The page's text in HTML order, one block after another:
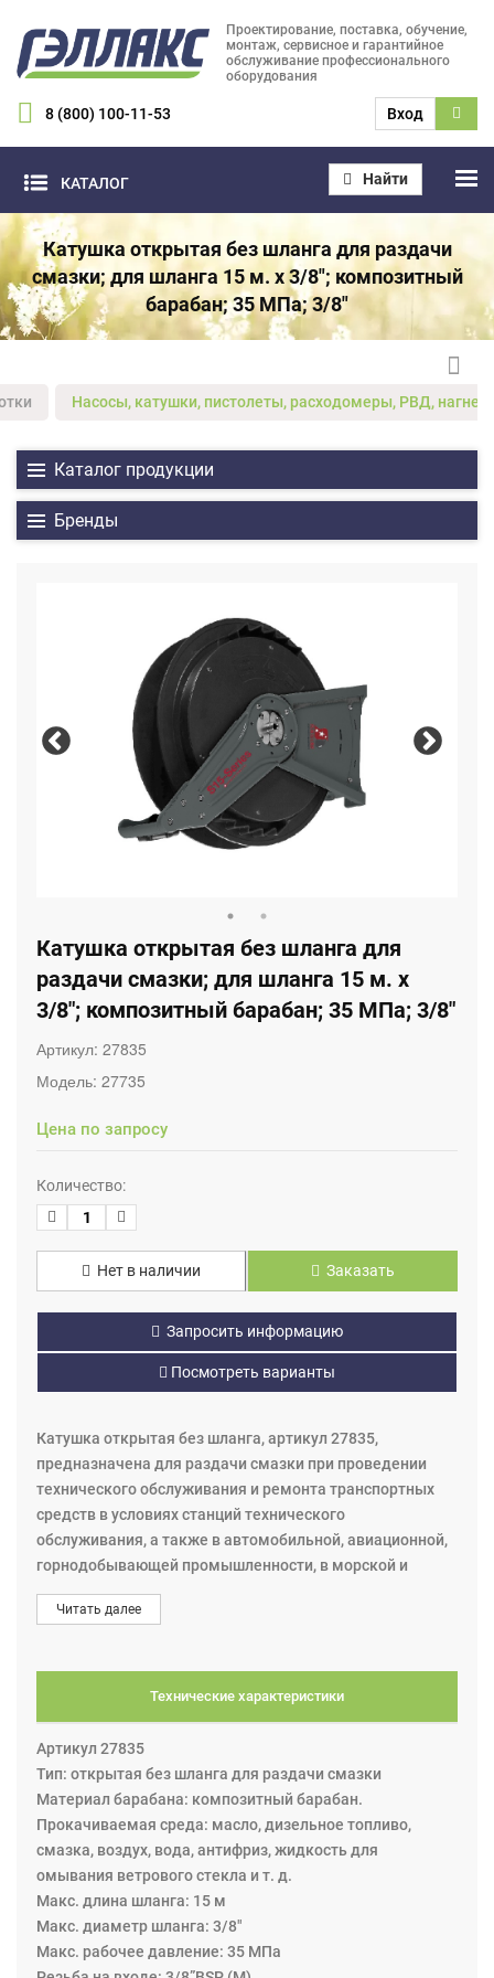
Проектирование, поставка, обучение,
монтаж, сервисное и гарантийное
обслуживание профессионального
оборудования
8 (800) 100-11-53 Вход
КАТАЛОГ Найти
Катушка открытая без шланга для раздачи
смазки; для шланга 15 м. х 3/8"; композитный
барабан; 35 МПа; 3/8"
Насосы, катушки, пистолеты, расходомеры, РВД,
Каталог продукции
Бренды
Катушка открытая без шланга для
раздачи смазки; для шланга 15 м. х
3/8"; композитный барабан; 35 МПа; 3/8"
Артикул: 27835
Модель: 27735
Цена по запросу
Количество:
Нет в наличии Заказать
Запросить информацию
Посмотреть варианты
Катушка открытая без шланга, артикул 27835,
предназначена для раздачи смазки при проведении
технического обслуживания и ремонта транспортных
средств в условиях станций технического
обслуживания, а также в автомобильной, авиационной,
горнодобывающей промышленности, в морской и
сельскохозяйственной отрасли. Катушка для шланга
размером 15 м. х 3/8", макс. давление 35 МПа; вход/
шарикоподшипниковых опорах, которые делают работу
сматывания шланга. Катушка может крепиться на
разные поверхности: на стену, потолок, пол.
Минимальная высота установки над уровнем пола
составляет 2,5 м. Катушка оснащена пружинным
приводом для автоматического сматывания шланга и
храповым механизмом фиксации. Вытягивая шланг, при
каждом обороте можно зафиксировать его в сегменте
храповика. Дальнейшее вытягивание шланга
освобождает защёлку храпового механизма, и шланг
наматывается на катушку автоматически под
Читать далее
Технические характеристики
Артикул 27835
Тип: открытая без шланга для раздачи смазки
Материал барабана: композитный барабан.
Прокачиваемая среда: масло, дизельное топливо,
смазка, воздух, вода, антифриз, жидкость для
омывания ветрового стекла и т. д.
Maкс. длина шланга: 15 м
Maкс. диаметр шланга: 3/8"
Maкс. рабочее давление: 35 МПа